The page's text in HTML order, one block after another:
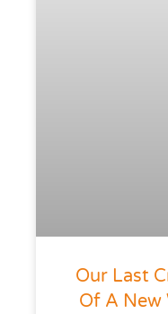
Our Last
Of A New